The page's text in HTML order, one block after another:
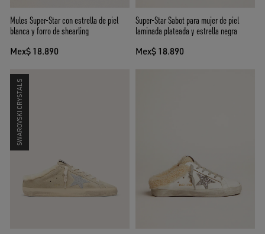
Mules Super-Star con estrella de piel
blanca y forro de shearling
Mex$ 18.890
Super-Star Sabot para mujer de piel
laminada plateada y estrella negra
Mex$ 18.890
SWAROVSKI CRYSTALS